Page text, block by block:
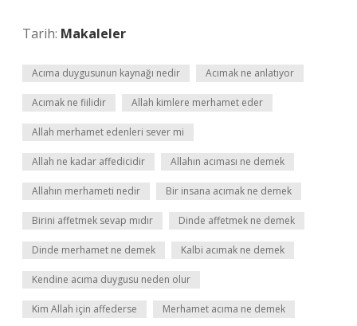
Tarih: Makaleler
Acıma duygusunun kaynağı nedir Acımak ne anlatıyor
Acımak ne fiilidir Allah kimlere merhamet eder
Allah merhamet edenleri sever mi
Allah ne kadar affedicidir Allahın acıması ne demek
Allahın merhameti nedir Bir insana acımak ne demek
Birini affetmek sevap mıdır Dinde affetmek ne demek
Dinde merhamet ne demek Kalbi acımak ne demek
Kendine acıma duygusu neden olur
Kim Allah için affederse Merhamet acıma ne demek